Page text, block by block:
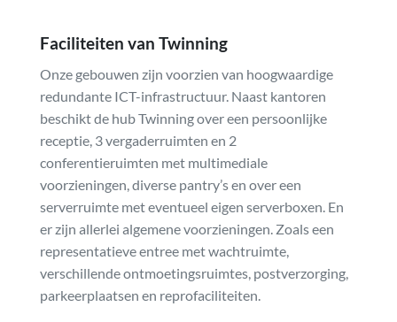
Faciliteiten van Twinning
Onze gebouwen zijn voorzien van hoogwaardige
redundante ICT-infrastructuur. Naast kantoren
beschikt de hub Twinning over een persoonlijke
receptie, 3 vergaderruimten en 2
conferentieruimten met multimediale
voorzieningen, diverse pantry’s en over een
serverruimte met eventueel eigen serverboxen. En
er zijn allerlei algemene voorzieningen. Zoals een
representatieve entree met wachtruimte,
verschillende ontmoetingsruimtes, postverzorging,
parkeerplaatsen en reprofaciliteiten.